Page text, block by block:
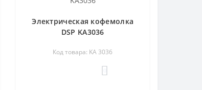
Электрическая кофемолка
DSP KA3036
Код товара: KA 3036